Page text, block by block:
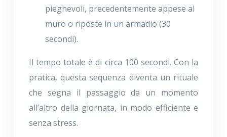
pieghevoli, precedentemente appese al
muro o riposte in un armadio (30
secondi).
Il tempo totale è di circa 100 secondi. Con la
pratica, questa sequenza diventa un rituale
che segna il passaggio da un momento
all’altro della giornata, in modo efficiente e
senza stress.